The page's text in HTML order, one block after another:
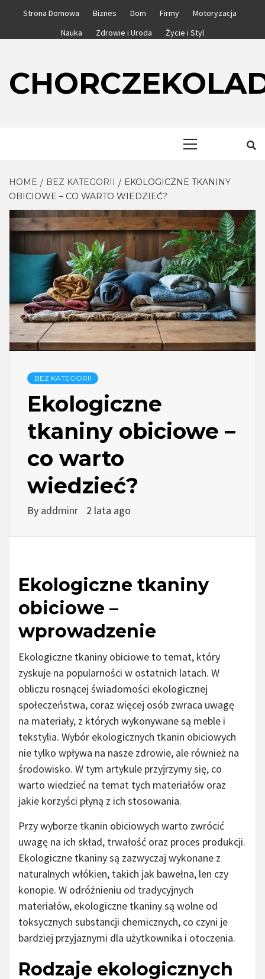
Strona Domowa Biznes Dom Firmy
Motoryzacja
Nauka
Zdrowie i Uroda Życie i Styl
HOME BEZ KATEGORII
EKOLOGICZNE TKANINY
OBICIOWE – CO WARTO WIEDZIEĆ?
BEZ KATEGORII
Ekologiczne
tkaniny obiciowe –
co warto
wiedzieć?
By addminr 2 lata ago
Ekologiczne tkaniny
obiciowe –
wprowadzenie
Ekologiczne tkaniny obiciowe to temat, który
zyskuje na popularności w ostatnich latach. W
obliczu rosnącej świadomości ekologicznej
społeczeństwa, coraz więcej osób zwraca uwagę
na materiały, z których wykonywane są meble i
tekstylia. Wybór ekologicznych tkanin obiciowych
nie tylko wpływa na nasze zdrowie, ale również na
środowisko. W tym artykule przyjrzymy się, co
warto wiedzieć na temat tych materiałów oraz
jakie korzyści płyną z ich stosowania.
Przy wyborze tkanin obiciowych warto zwrócić
uwagę na ich skład, trwałość oraz proces produkcji.
Ekologiczne tkaniny są zazwyczaj wykonane z
naturalnych włókien, takich jak bawełna, len czy
konopie. W odróżnieniu od tradycyjnych
materiałów, ekologiczne tkaniny są wolne od
toksycznych substancji chemicznych, co czyni je
bardziej przyjaznymi dla użytkownika i otoczenia.
Rodzaje ekologicznych